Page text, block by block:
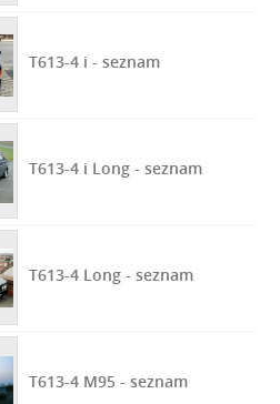
T613-4 i - seznam
T613-4 i Long - seznam
T613-4 Long - seznam
T613-4 M95 - seznam